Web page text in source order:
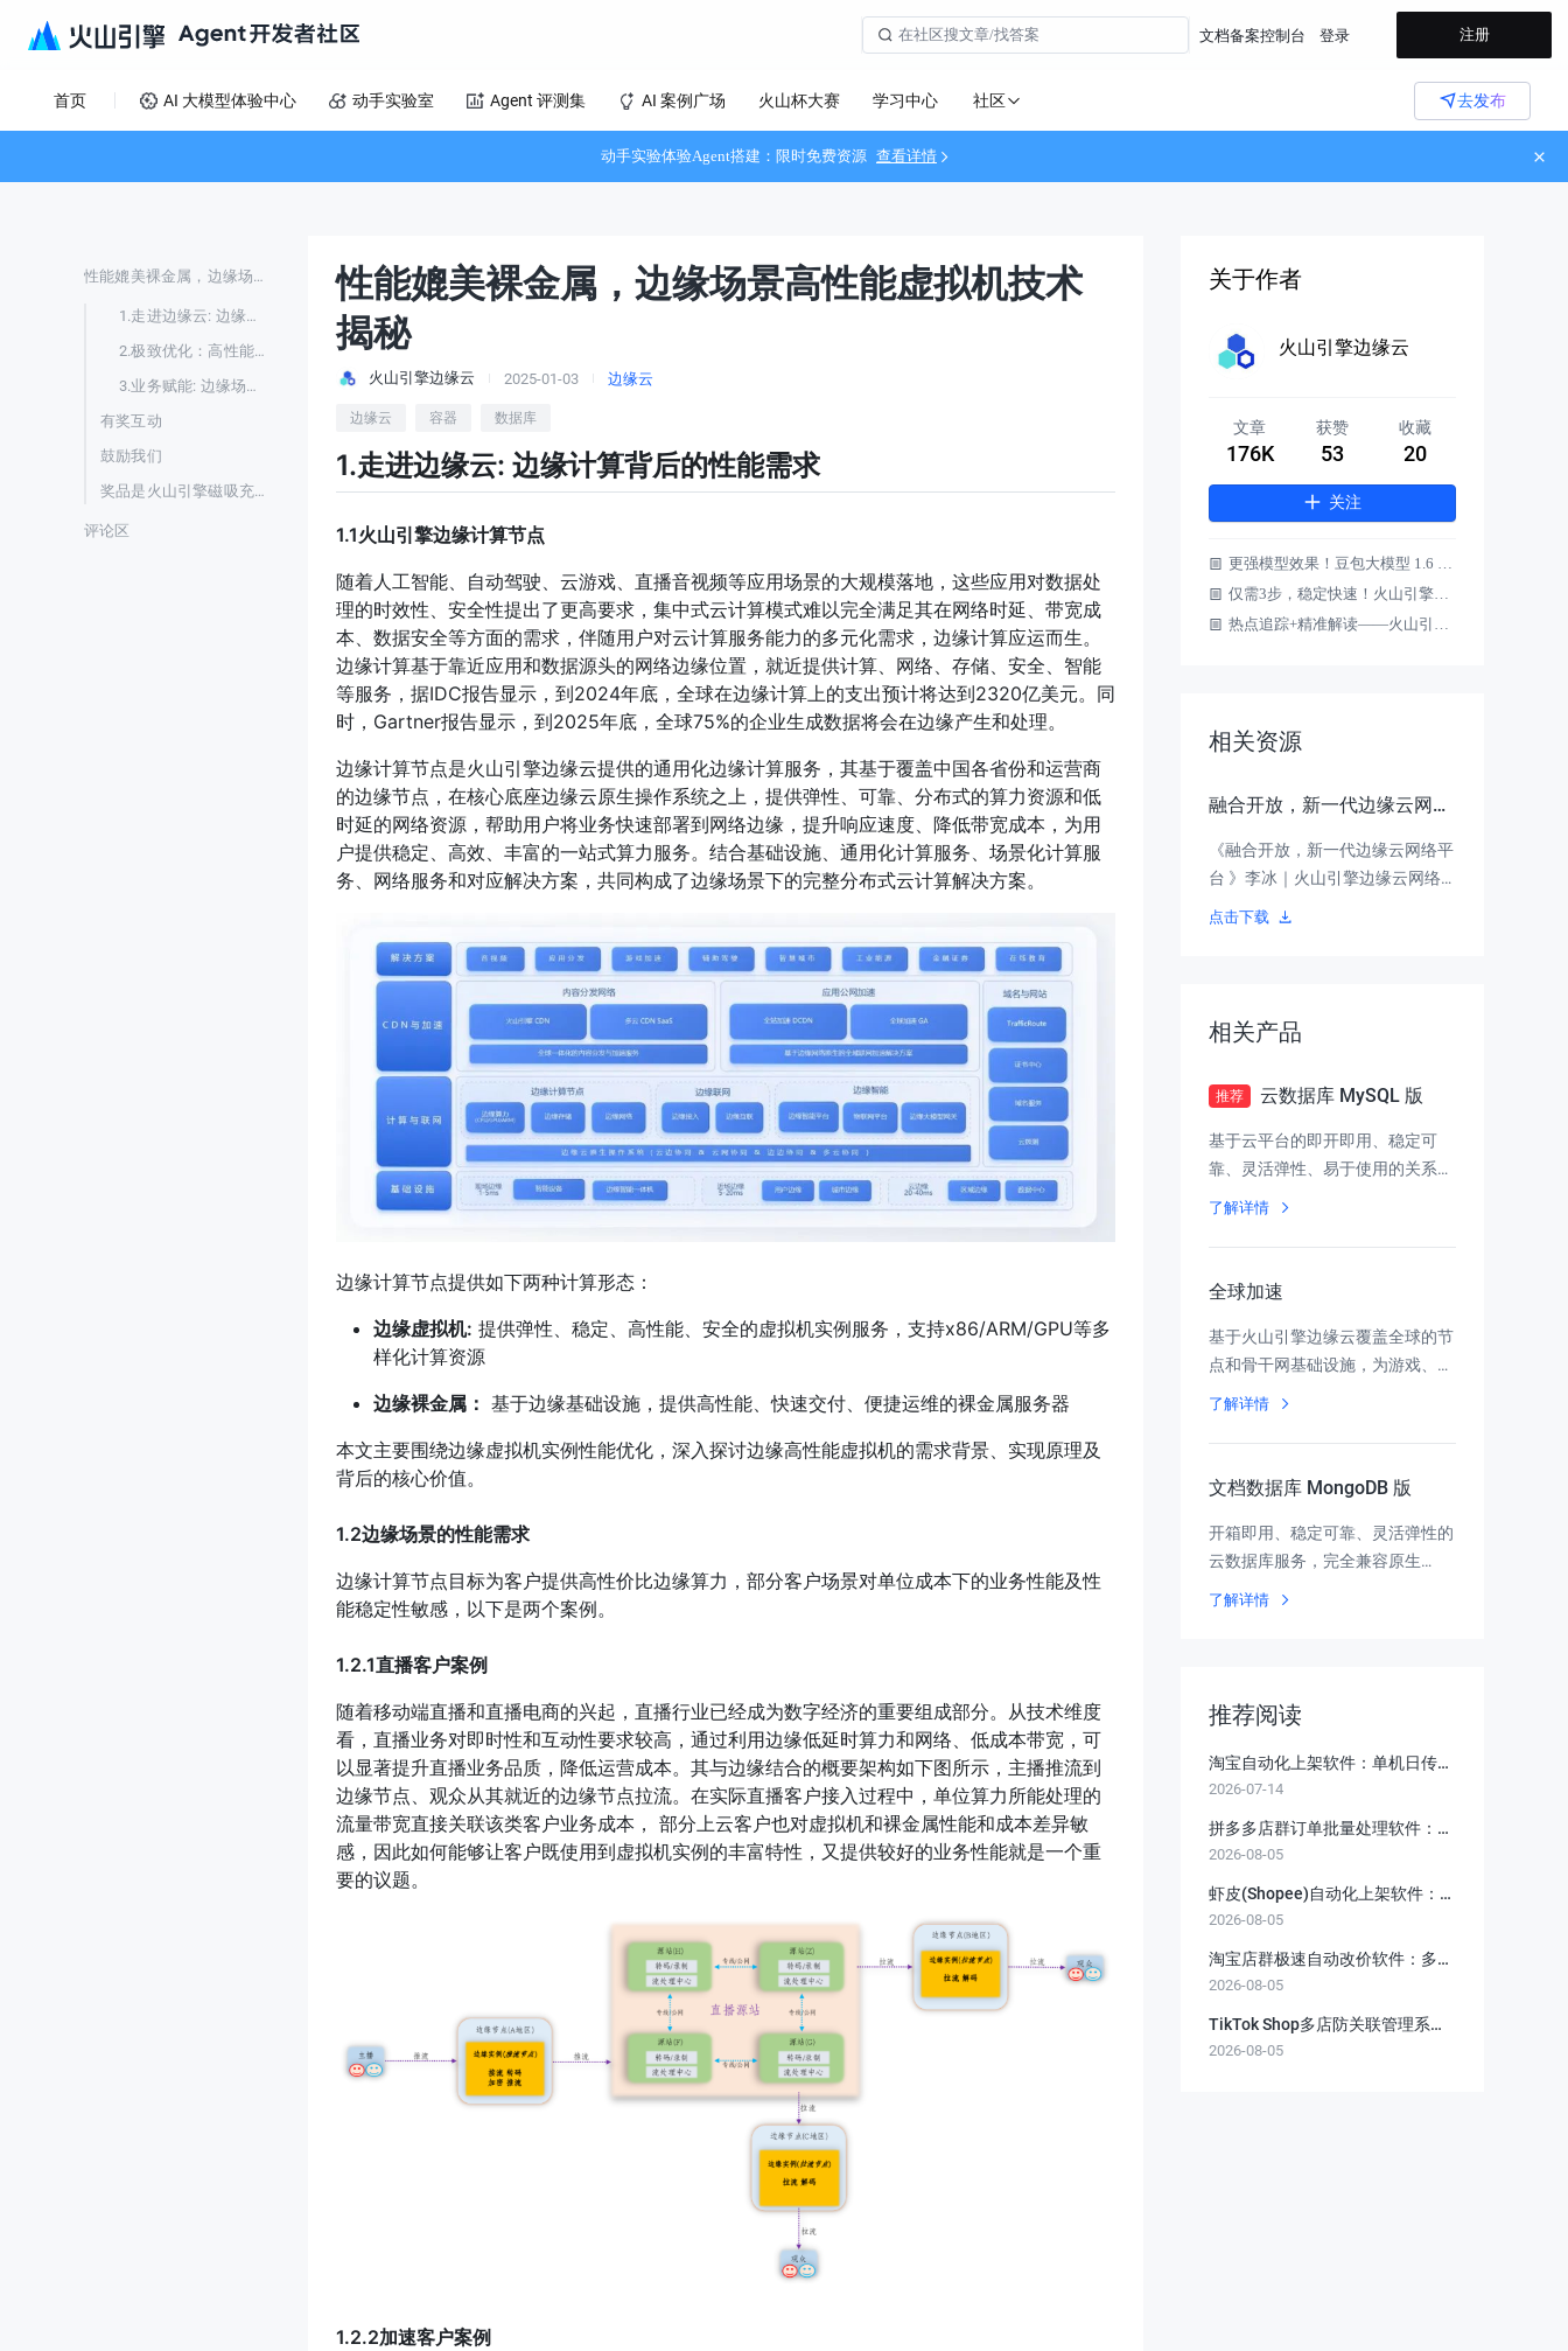
文档备案控制台 登录 注册
首页 AI 大模型体验中心 动手实验室 Agent 评测集 AI 案例广场 火山杯大赛 学习中心 社区 去发布
动手实验体验Agent搭建：限时免费资源 查看详情
性能媲美裸金属，边缘场景高性能虚拟机技术揭秘
1.走进边缘云: 边缘计算背后的性能需求
2.极致优化：高性能虚拟机如何实现“零”损耗
3.业务赋能: 边缘场景应用性能大幅提升
有奖互动
鼓励我们
奖品是火山引擎磁吸充电宝，2025年1月6日中午12点开奖哦🌹
评论区
性能媲美裸金属，边缘场景高性能虚拟机技术
揭秘
火山引擎边缘云 2025-01-03 边缘云
边缘云 容器 数据库
1.走进边缘云: 边缘计算背后的性能需求
1.1火山引擎边缘计算节点
随着人工智能、自动驾驶、云游戏、直播音视频等应用场景的大规模落地，这些应用对数据处
理的时效性、安全性提出了更高要求，集中式云计算模式难以完全满足其在网络时延、带宽成
本、数据安全等方面的需求，伴随用户对云计算服务能力的多元化需求，边缘计算应运而生。
边缘计算基于靠近应用和数据源头的网络边缘位置，就近提供计算、网络、存储、安全、智能
等服务，据IDC报告显示，到2024年底，全球在边缘计算上的支出预计将达到2320亿美元。同
时，Gartner报告显示，到2025年底，全球75%的企业生成数据将会在边缘产生和处理。
边缘计算节点是火山引擎边缘云提供的通用化边缘计算服务，其基于覆盖中国各省份和运营商
的边缘节点，在核心底座边缘云原生操作系统之上，提供弹性、可靠、分布式的算力资源和低
时延的网络资源，帮助用户将业务快速部署到网络边缘，提升响应速度、降低带宽成本，为用
户提供稳定、高效、丰富的一站式算力服务。结合基础设施、通用化计算服务、场景化计算服
务、网络服务和对应解决方案，共同构成了边缘场景下的完整分布式云计算解决方案。
边缘计算节点提供如下两种计算形态：
边缘虚拟机: 提供弹性、稳定、高性能、安全的虚拟机实例服务，支持x86/ARM/GPU等多
样化计算资源
边缘裸金属： 基于边缘基础设施，提供高性能、快速交付、便捷运维的裸金属服务器
本文主要围绕边缘虚拟机实例性能优化，深入探讨边缘高性能虚拟机的需求背景、实现原理及
背后的核心价值。
1.2边缘场景的性能需求
边缘计算节点目标为客户提供高性价比边缘算力，部分客户场景对单位成本下的业务性能及性
能稳定性敏感，以下是两个案例。
1.2.1直播客户案例
随着移动端直播和直播电商的兴起，直播行业已经成为数字经济的重要组成部分。从技术维度
看，直播业务对即时性和互动性要求较高，通过利用边缘低延时算力和网络、低成本带宽，可
以显著提升直播业务品质，降低运营成本。其与边缘结合的概要架构如下图所示，主播推流到
边缘节点、观众从其就近的边缘节点拉流。在实际直播客户接入过程中，单位算力所能处理的
流量带宽直接关联该类客户业务成本， 部分上云客户也对虚拟机和裸金属性能和成本差异敏
感，因此如何能够让客户既使用到虚拟机实例的丰富特性，又提供较好的业务性能就是一个重
要的议题。
1.2.2加速客户案例
关于作者
火山引擎边缘云
文章
176K
获赞
53
收藏
20
关注
更强模型效果！豆包大模型 1.6 系列上线边缘大模型网关，最高申领1000万免费 Tokens
仅需3步，稳定快速！火山引擎边缘大模型网关全面支持DeepSeek系列模型
热点追踪+精准解读——火山引擎 AI 域名推荐上线！
相关资源
融合开放，新一代边缘云网络
平台 | 第 11 期边缘云主题
Meetup
《融合开放，新一代边缘云网络平
台 》李冰｜火山引擎边缘云网络
产品负责人
点击下载
相关产品
推荐 云数据库 MySQL 版
基于云平台的即开即用、稳定可
靠、灵活弹性、易于使用的关系型
数据库服务
了解详情
全球加速
基于火山引擎边缘云覆盖全球的节
点和骨干网基础设施，为游戏、协
同办公和互联网应用提供安全、合
了解详情
文档数据库 MongoDB 版
开箱即用、稳定可靠、灵活弹性的
云数据库服务，完全兼容原生
MongoDB
了解详情
推荐阅读
淘宝自动化上架软件：单机日传千
品不封号的底层防风控实战
2026-07-14
拼多多店群订单批量处理软件：多
店发货不违规不漏单，彻底告别延
迟发货罚款
2026-08-05
虾皮(Shopee)自动化上架软件：多
站点一键铺货，突破语言与属性屏
障
2026-08-05
淘宝店群极速自动改价软件：多店
统一调价不触发风控，截流竞品流
量
2026-08-05
TikTok Shop多店防关联管理系
统：独占IP与指纹隔离，告别批量
2026-08-05